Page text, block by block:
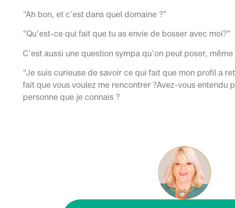
“Ah bon, et c’est dans quel domaine ?”
“Qu’est-ce qui fait que tu as envie de bosser avec moi?”
C’est aussi une question sympa qu’on peut poser,
“Je suis curieuse de savoir ce qui fait que mon profil a
fait que vous voulez me rencontrer ?Avez-vous entendu
personne que je connais ?